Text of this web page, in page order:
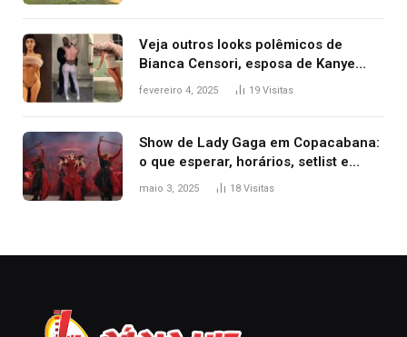
Veja outros looks polêmicos de
Bianca Censori, esposa de Kanye
West que apareceu nua no Grammy
fevereiro 4, 2025 19 Visitas
Show de Lady Gaga em Copacabana:
o que esperar, horários, setlist e
onde assistir
maio 3, 2025 18 Visitas